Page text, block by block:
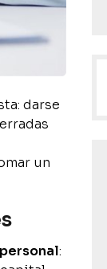
darse
un
: